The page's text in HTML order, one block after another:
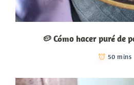
🥔 Cómo hacer puré de
50 mins